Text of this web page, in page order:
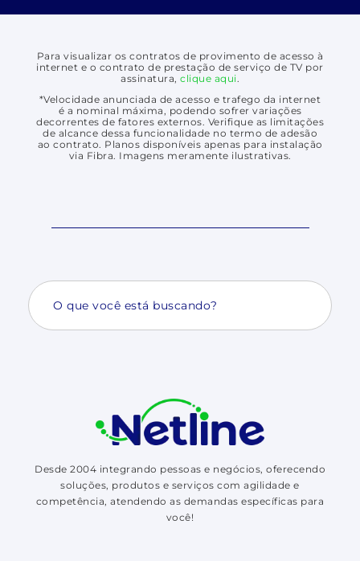
Para visualizar os contratos de provimento de acesso à
internet e o contrato de prestação de serviço de TV por
assinatura, clique aqui.
*Velocidade anunciada de acesso e trafego da internet
é a nominal máxima, podendo sofrer variações
decorrentes de fatores externos. Verifique as limitações
de alcance dessa funcionalidade no termo de adesão
ao contrato. Planos disponíveis apenas para instalação
via Fibra. Imagens meramente ilustrativas.
Search
for:
Desde 2004 integrando pessoas e negócios, oferecendo
soluções, produtos e serviços com agilidade e
competência, atendendo as demandas específicas para
você!